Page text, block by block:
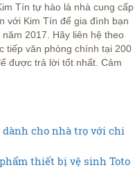
Tín tự hào là nhà cung cấp
với Kim Tín để gia đình bạn
2017. Hãy liên hệ theo
tiếp văn phòng chính tại 200
được trả lời tốt nhất. Cảm
cho nhà trọ với chi
thiết bị vệ sinh Toto